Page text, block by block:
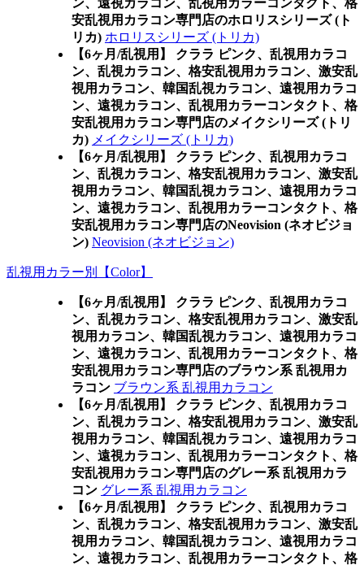
ン、遠視カラコン、乱視用カラーコンタクト、格
安乱視用カラコン専門店のホロリスシリーズ (ト
リカ) ホロリスシリーズ (トリカ)
【6ヶ月/乱視用】 クララ ピンク、乱視用カラコ
ン、乱視カラコン、格安乱視用カラコン、激安乱
視用カラコン、韓国乱視カラコン、遠視用カラコ
ン、遠視カラコン、乱視用カラーコンタクト、格
安乱視用カラコン専門店のメイクシリーズ (トリ
カ) メイクシリーズ (トリカ)
【6ヶ月/乱視用】 クララ ピンク、乱視用カラコ
ン、乱視カラコン、格安乱視用カラコン、激安乱
視用カラコン、韓国乱視カラコン、遠視用カラコ
ン、遠視カラコン、乱視用カラーコンタクト、格
安乱視用カラコン専門店のNeovision (ネオビジョ
ン) Neovision (ネオビジョン)
乱視用カラー別【Color】
【6ヶ月/乱視用】 クララ ピンク、乱視用カラコ
ン、乱視カラコン、格安乱視用カラコン、激安乱
視用カラコン、韓国乱視カラコン、遠視用カラコ
ン、遠視カラコン、乱視用カラーコンタクト、格
安乱視用カラコン専門店のブラウン系 乱視用カ
ラコン ブラウン系 乱視用カラコン
【6ヶ月/乱視用】 クララ ピンク、乱視用カラコ
ン、乱視カラコン、格安乱視用カラコン、激安乱
視用カラコン、韓国乱視カラコン、遠視用カラコ
ン、遠視カラコン、乱視用カラーコンタクト、格
安乱視用カラコン専門店のグレー系 乱視用カラ
コン グレー系 乱視用カラコン
【6ヶ月/乱視用】 クララ ピンク、乱視用カラコ
ン、乱視カラコン、格安乱視用カラコン、激安乱
視用カラコン、韓国乱視カラコン、遠視用カラコ
ン、遠視カラコン、乱視用カラーコンタクト、格